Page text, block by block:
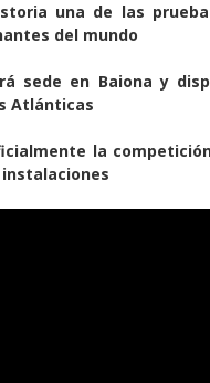
una de las
del mundo
sede en Baiona y
Atlánticas
la
instalaciones